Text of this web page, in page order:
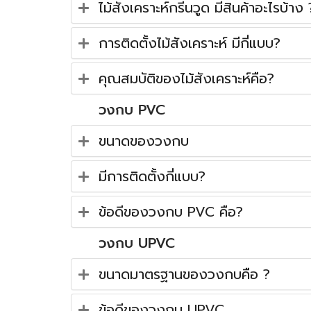
ไม้สังเคราะห์กรีนวูด มีสินค้าอะไรบ้าง
การติดตั้งไม้สังเคราะห์ มีกี่แบบ?
คุณสมบัติของไม้สังเคราะห์คือ?
วงกบ PVC
ขนาดของวงกบ
มีการติดตั้งกี่แบบ?
ข้อดีของวงกบ PVC คือ?
วงกบ UPVC
ขนาดมาตรฐานของวงกบคือ ?